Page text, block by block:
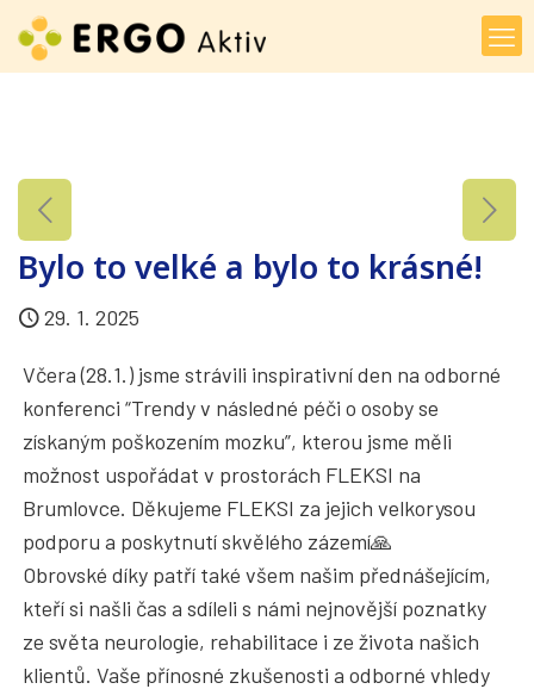
Bylo to velké a bylo to krásné!
29. 1. 2025
Včera (28.1.) jsme strávili inspirativní den na odborné
konferenci “Trendy v následné péči o osoby se
získaným poškozením mozku”, kterou jsme měli
možnost uspořádat v prostorách FLEKSI na
Brumlovce. Děkujeme FLEKSI za jejich velkorysou
podporu a poskytnutí skvělého zázemí🙏
Obrovské díky patří také všem našim přednášejícím,
kteří si našli čas a sdíleli s námi nejnovější poznatky
ze světa neurologie, rehabilitace i ze života našich
klientů. Vaše přínosné zkušenosti a odborné vhledy